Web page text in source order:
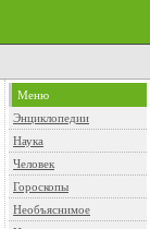
Меню
Энциклопедии
Наука
Человек
Гороскопы
Необъяснимое